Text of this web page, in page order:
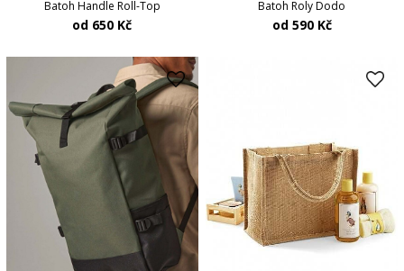
Batoh Handle Roll-Top
od 650 Kč
Batoh Roly Dodo
od 590 Kč